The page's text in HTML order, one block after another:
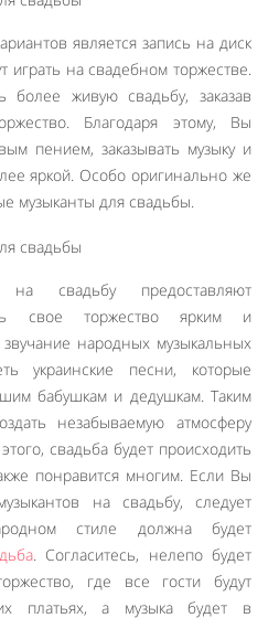
является запись на диск
играть на свадебном торжестве.
более живую свадьбу, заказав
Благодаря этому, Вы
пением, заказывать музыку и
яркой. Особо оригинально же
музыканты для свадьбы.
свадьбу предоставляют
свое торжество ярким и
народных музыкальных
украинские песни, которые
бабушкам и дедушкам. Таким
незабываемую атмосферу
свадьба будет происходить
понравится многим. Если Вы
на свадьбу, следует
стиле должна будет
. Согласитесь, нелепо будет
где все гости будут
платьях, а музыка будет в